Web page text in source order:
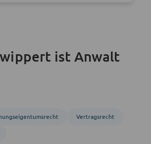
ist Anwalt
Vertragsrecht